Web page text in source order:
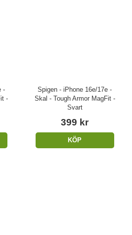
-
-
Spigen - iPhone 16e/17e -
Skal - Tough Armor MagFit -
Svart
399 kr
KÖP